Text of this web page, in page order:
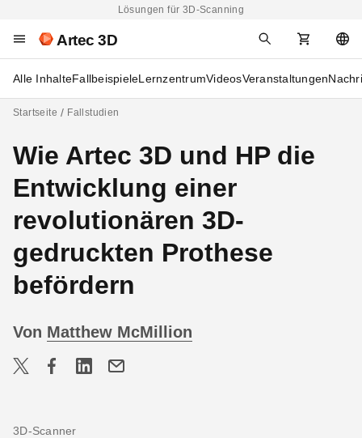
Lösungen für 3D-Scanning
Artec 3D
Alle InhalteFallbeispieleLernzentrumVideosVeranstaltungen
Startseite Fallstudien
Wie Artec 3D und HP die
Entwicklung einer
revolutionären 3D-
gedruckten Prothese
befördern
Von Matthew McMillion
3D-Scanner